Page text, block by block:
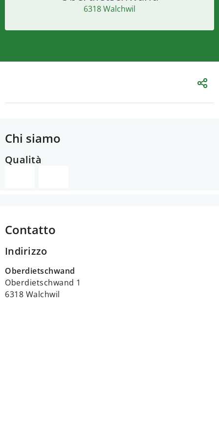
6318 Walchwil
Chi siamo
Qualità
Contatto
Indirizzo
Oberdietschwand
Oberdietschwand 1
6318 Walchwil